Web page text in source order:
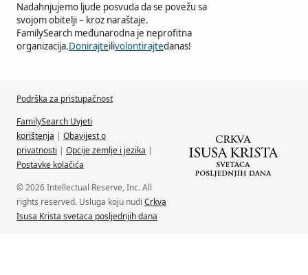
Nadahnjujemo ljude posvuda da se povežu sa
svojom obitelji – kroz naraštaje.
FamilySearch međunarodna je neprofitna
organizacija.Donirajteilivolontirajtedanas!
Podrška za pristupačnost
FamilySearch Uvjeti
korištenja | Obavijest o
privatnosti | Opcije zemlje i jezika |
Postavke kolačića
© 2026 Intellectual Reserve, Inc. All
rights reserved. Usluga koju nudi Crkva
Isusa Krista svetaca posljednjih dana